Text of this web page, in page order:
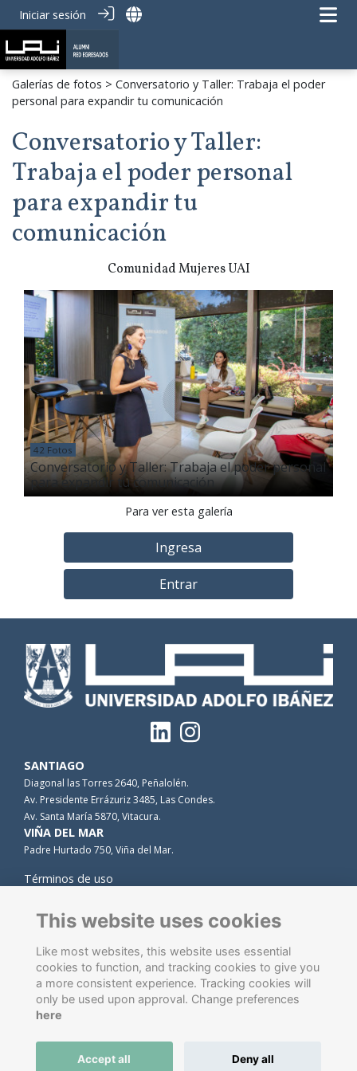
Iniciar sesión
Galerías de fotos > Conversatorio y Taller: Trabaja el poder
personal para expandir tu comunicación
Conversatorio y Taller:
Trabaja el poder personal
para expandir tu
comunicación
Comunidad Mujeres UAI
42 Fotos
Conversatorio y Taller: Trabaja el poder personal
para expandir tu comunicación
Para ver esta galería
Ingresa
Entrar
SANTIAGO
Diagonal las Torres 2640, Peñalolén.
Av. Presidente Errázuriz 3485, Las Condes.
Av. Santa María 5870, Vitacura.
VIÑA DEL MAR
Padre Hurtado 750, Viña del Mar.
Términos de uso
Cookies
Contacto
Software de gestión de antiguos alumnosenergizado por
This website uses cookies
Like most websites, this website uses essential
cookies to function, and tracking cookies to give you
a more consistent experience. Tracking cookies will
only be used upon approval. Change preferences
here
Accept all Deny all